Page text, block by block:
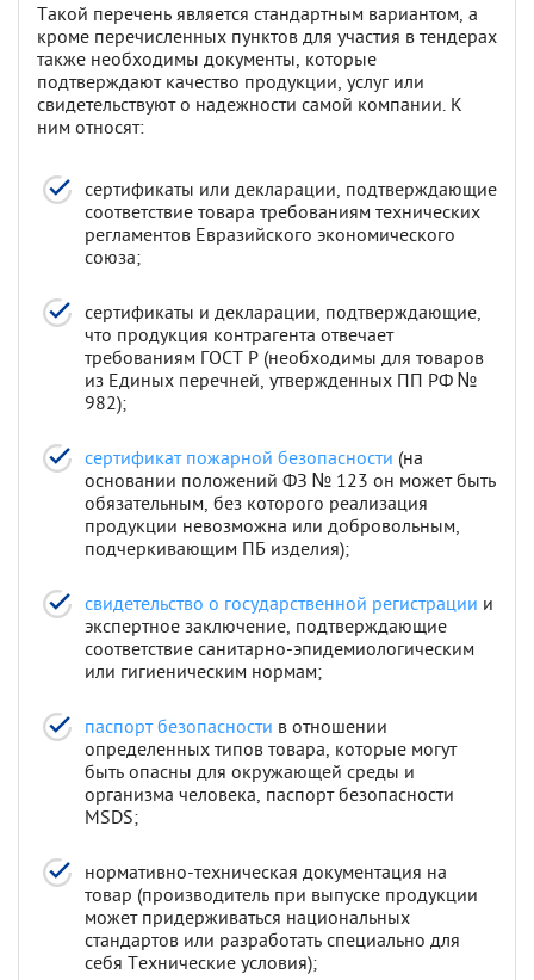
Такой перечень является стандартным вариантом, а
кроме перечисленных пунктов для участия в тендерах
также необходимы документы, которые
подтверждают качество продукции, услуг или
свидетельствуют о надежности самой компании. К
ним относят:
сертификаты или декларации, подтверждающие
соответствие товара требованиям технических
регламентов Евразийского экономического
союза;
сертификаты и декларации, подтверждающие,
что продукция контрагента отвечает
требованиям ГОСТ Р (необходимы для товаров
из Единых перечней, утвержденных ПП РФ №
982);
сертификат пожарной безопасности (на
основании положений ФЗ № 123 он может быть
обязательным, без которого реализация
продукции невозможна или добровольным,
подчеркивающим ПБ изделия);
свидетельство о государственной регистрации и
экспертное заключение, подтверждающие
соответствие санитарно-эпидемиологическим
или гигиеническим нормам;
паспорт безопасности в отношении
определенных типов товара, которые могут
быть опасны для окружающей среды и
организма человека, паспорт безопасности
MSDS;
нормативно-техническая документация на
товар (производитель при выпуске продукции
может придерживаться национальных
стандартов или разработать специально для
себя Технические условия);